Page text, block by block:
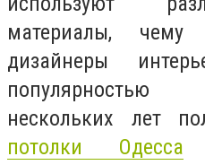
материалы, чему
дизайнеры
нескольких лет
потолки Одесса